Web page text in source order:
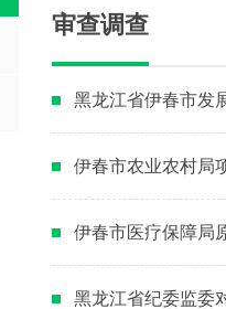
审查调查
黑龙江省伊春市发
伊春市农业农村局
伊春市医疗保障局
黑龙江省纪委监委